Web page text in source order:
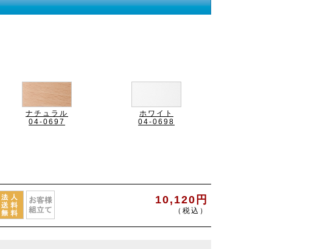
ナチュラル
04-0697
ホワイト
04-0698
10,120円
（税込）